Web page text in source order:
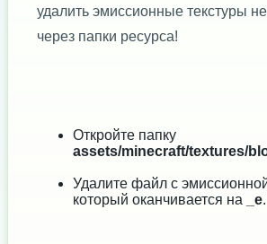
удалить эмиссионные текстуры
через папки ресурса!
Откройте папку
assets/minecraft/textures/
Удалите файл с
который оканчивается на
_e.